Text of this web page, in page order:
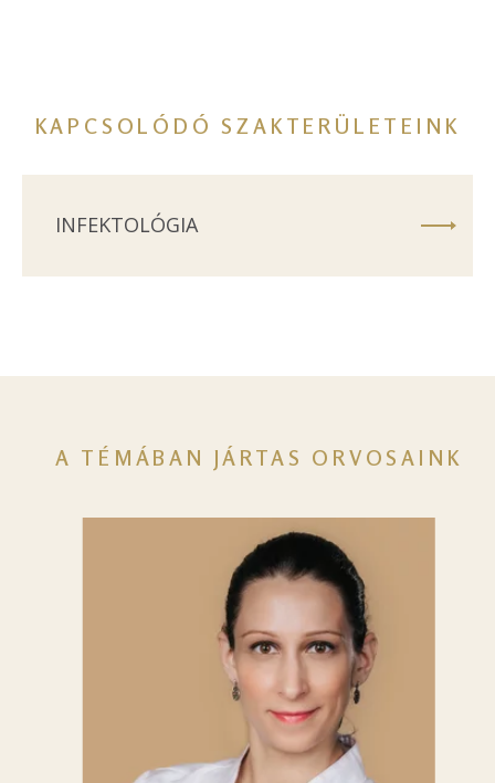
KAPCSOLÓDÓ SZAKTERÜLETEINK
INFEKTOLÓGIA
A TÉMÁBAN JÁRTAS ORVOSAINK